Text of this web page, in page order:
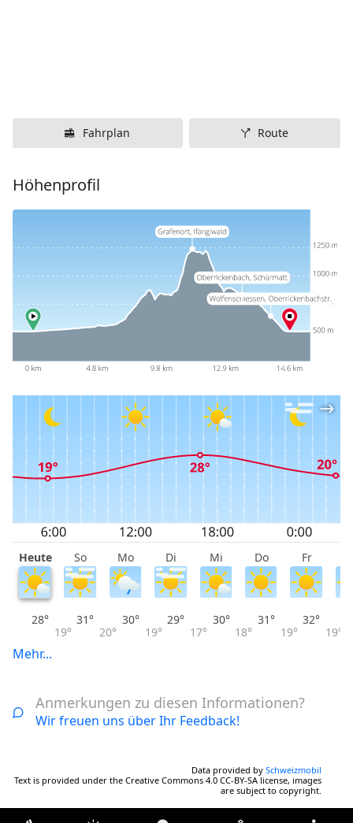
Fahrplan Route
Höhenprofil
Heute So Mo Di Mi Do Fr
28°
19°
31°
20°
30°
19°
29°
17°
30°
18°
31°
19°
32°
19°
Mehr...
Anmerkungen zu diesen Informationen?
Wir freuen uns über Ihr Feedback!
Data provided by Schweizmobil
Text is provided under the Creative Commons 4.0 CC-BY-SA license, images
are subject to copyright.